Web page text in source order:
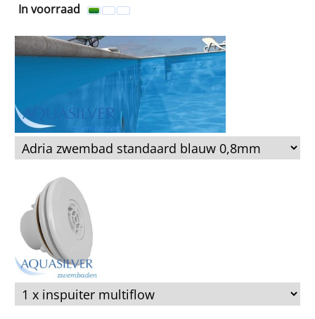
In voorraad